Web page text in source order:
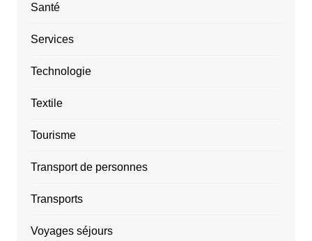
Santé
Services
Technologie
Textile
Tourisme
Transport de personnes
Transports
Voyages séjours